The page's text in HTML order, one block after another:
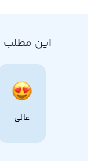
این مطلب
عالی